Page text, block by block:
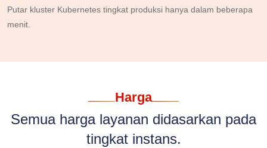
Putar kluster Kubernetes tingkat produksi hanya dalam beberapa
menit.
Harga
Semua harga layanan didasarkan pada
tingkat instans.